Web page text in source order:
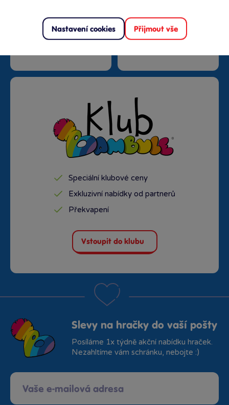
Doprava zdarma od
Rezervace na prodejně
Speciální klubové ceny
Exkluzivní nabídky od partnerů
Překvapení
Vstoupit do klubu
Slevy na hračky do vaší pošty
Posíláme 1x týdně akční nabídku hraček.
Nezahltíme vám schránku, nebojte :)
Nastavení cookies Přijmout vše